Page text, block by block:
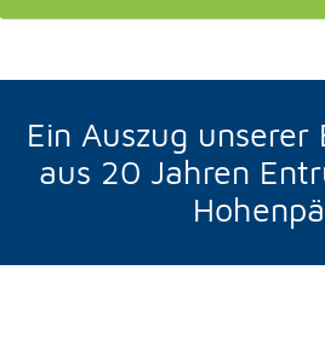
Ein Auszug
aus 20 Jahren